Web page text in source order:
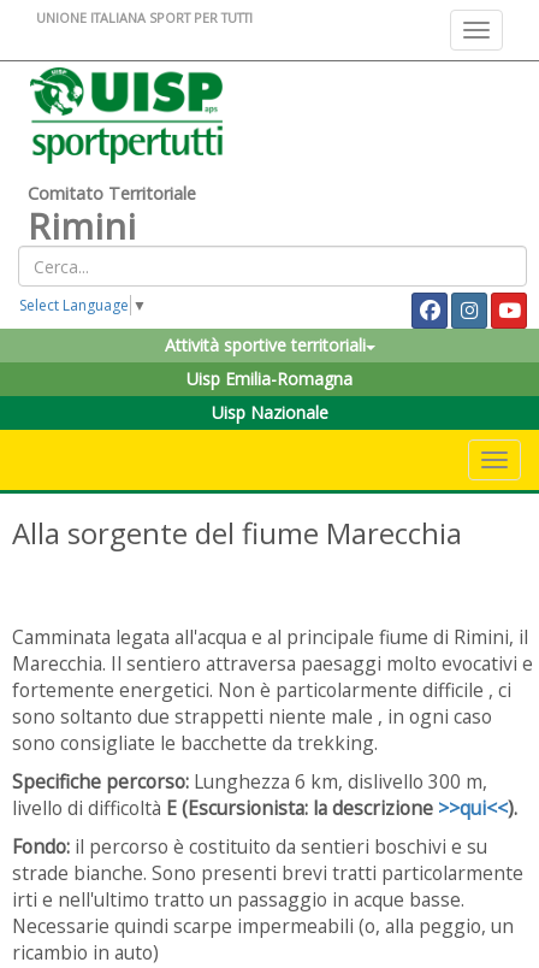
Toggle
UNIONE ITALIANA SPORT PER TUTTI
Comitato Territoriale
Rimini
Select Language ▼
Attività sportive territoriali
Uisp Emilia-Romagna
Uisp Nazionale
Alla sorgente del fiume Marecchia
Camminata legata all'acqua e al principale fiume di Rimini, il
Marecchia. Il sentiero attraversa paesaggi molto evocativi e
fortemente energetici. Non è particolarmente difficile , ci
sono soltanto due strappetti niente male , in ogni caso
sono consigliate le bacchette da trekking.
Specifiche percorso: Lunghezza 6 km, dislivello 300 m,
livello di difficoltà E (Escursionista: la descrizione >>qui<<).
Fondo: il percorso è costituito da sentieri boschivi e su
strade bianche. Sono presenti brevi tratti particolarmente
irti e nell'ultimo tratto un passaggio in acque basse.
Necessarie quindi scarpe impermeabili (o, alla peggio, un
ricambio in auto)